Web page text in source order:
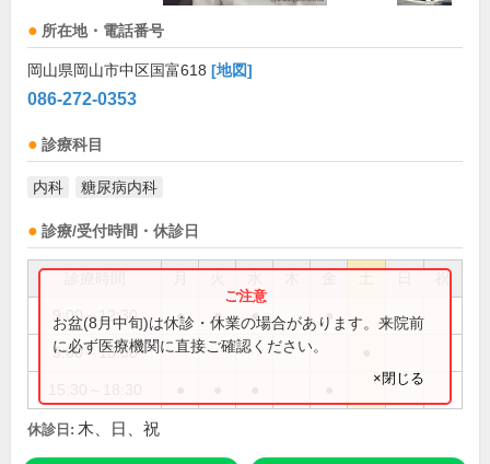
所在地・電話番号
岡山県岡山市中区国富618 [地図]
086-272-0353
診療科目
内科 糖尿病内科
診療/受付時間・休診日
祝
9:00～12:30 ● ● ● ●
9:00～13:00
お盆(8月中旬)は休診・休業の場合があります。来院前
に必ず医療機関に直接ご確認ください。
×閉じる
休診日: 木、日、祝